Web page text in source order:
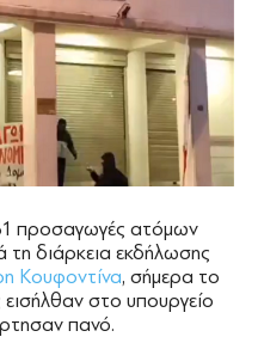
προσαγωγές ατόμων
τη διάρκεια εκδήλωσης
Κουφοντίνα, σήμερα το
στο υπουργείο
πανό.